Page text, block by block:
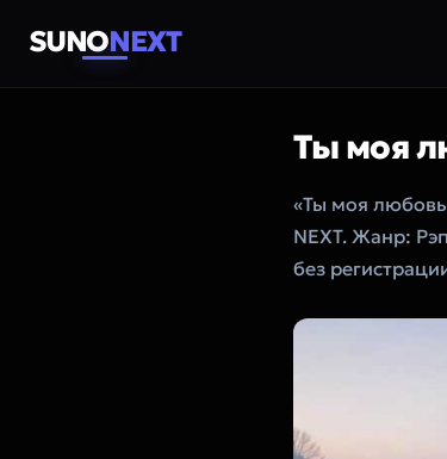
SUNONEXT
Ты моя
«Ты моя
NEXT. Жанр:
без